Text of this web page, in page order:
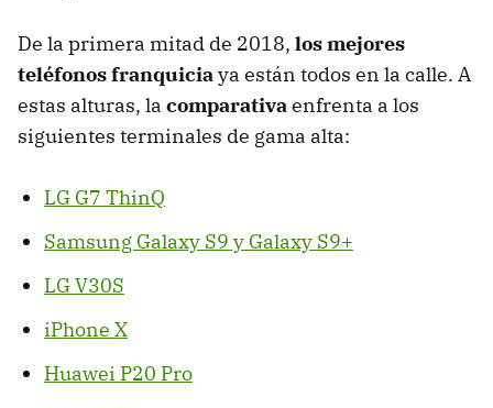
De la primera mitad de 2018, los mejores
teléfonos franquicia ya están todos en la calle. A
estas alturas, la comparativa enfrenta a los
siguientes terminales de gama alta:
LG G7 ThinQ
Samsung Galaxy S9 y Galaxy S9+
LG V30S
iPhone X
Huawei P20 Pro